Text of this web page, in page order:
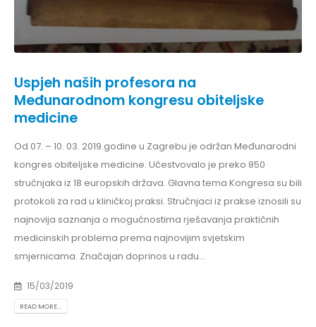
Uspjeh naših profesora na
Međunarodnom kongresu obiteljske
medicine
Od 07. – 10. 03. 2019.godine u Zagrebu je održan Međunarodni
kongres obiteljske medicine. Učestvovalo je preko 850
stručnjaka iz 18 europskih država. Glavna tema Kongresa su bili
protokoli za rad u kliničkoj praksi. Stručnjaci iz prakse iznosili su
najnovija saznanja o mogućnostima rješavanja praktičnih
medicinskih problema prema najnovijim svjetskim
smjernicama. Značajan doprinos u radu...
15/03/2019
READ MORE...